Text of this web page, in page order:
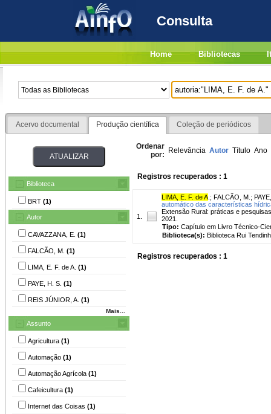
Consulta
Home Bibliotecas
Acervo documental Produção científica Coleção de periódicos
Biblioteca
BRT (1)
Autor
CAVAZZANA, E. (1)
FALCÃO, M. (1)
LIMA, E. F. de A. (1)
PAYE, H. S. (1)
REIS JÚNIOR, A. (1)
Mais...
Assunto
Agricultura (1)
Automação (1)
Automação Agrícola (1)
Cafeicultura (1)
Internet das Coisas (1)
Ordenar
por: Relevância Autor Título Ano
Registros recuperados : 1
1.
LIMA, E. F. de A ; FALCÃO, M. ;
automático das características
Extensão Rural: práticas e
2021.
Tipo: Capítulo em Livro Técnico-
Biblioteca(s): Biblioteca Rui
Registros recuperados : 1